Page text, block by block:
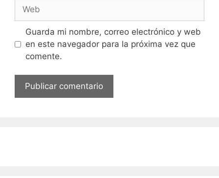
Guarda mi nombre, correo electrónico y web
en este navegador para la próxima vez que
comente.